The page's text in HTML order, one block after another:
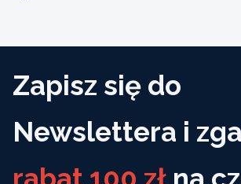
Zapisz się do
Newslettera i